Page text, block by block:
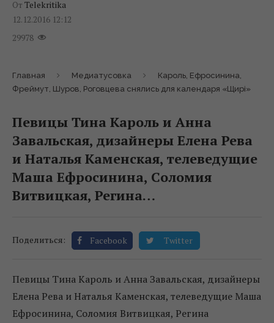
От Telekritika
12.12.2016 12:12
29978
Главная Медиатусовка
Кароль, Ефросинина,
Фреймут, Шуров, Роговцева снялись для календаря «Щирі»
Певицы Тина Кароль и Анна
Завальская, дизайнеры Елена Рева
и Наталья Каменская, телеведущие
Маша Ефросинина, Соломия
Витвицкая, Регина…
Поделиться: Facebook Twitter
Певицы Тина Кароль и Анна Завальская, дизайнеры
Елена Рева и Наталья Каменская, телеведущие Маша
Ефросинина, Соломия Витвицкая, Регина